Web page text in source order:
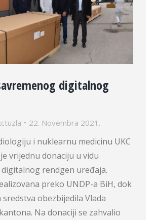
digitalnog
22. Novembra 2021.
i nuklearnu medicinu UKC
vrijednu donaciju u vidu
rendgen uređaja.
preko UNDP-a BiH, dok
obezbijedila Vlada
Na donaciji se zahvalio